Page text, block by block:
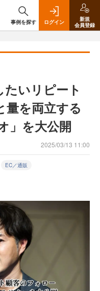
事例を探す ログイン
新規
会員登録
たいリピート
を両立する
」を大公開
2025/03/13 11:00
EC／通販